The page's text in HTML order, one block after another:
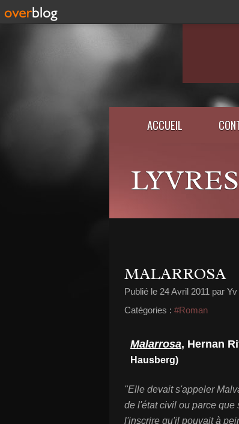
ACCUEIL
LYVRES
MALARROSA
Publié le 24 Avril 2011 par Yv
Catégories : #Roman
Malarrosa, Hernan
Hausberg)
"Elle devait s'appeler
de l'état civil ou parce que
l'inscrire qu'il pouvait à